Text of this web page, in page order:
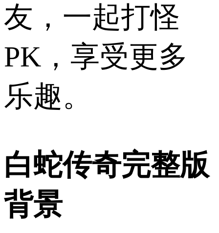
友，一起打怪
PK，享受更多
乐趣。
白蛇传奇完整版
背景